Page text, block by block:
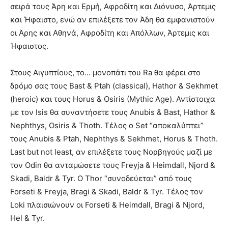
σειρά τους Άρη και Ερμή, Αφροδίτη και Διόνυσο, Άρτεμις
και Ήφαιστο, ενώ αν επιλέξετε τον Άδη θα εμφανιστούν
οι Άρης και Αθηνά, Αφροδίτη και Απόλλων, Άρτεμις και
Ήφαιστος.
Στους Αιγυπτίους, το… μονοπάτι του Ra θα φέρει στο
δρόμο σας τους Bast & Ptah (classical), Hathor & Sekhmet
(heroic) και τους Horus & Osiris (Mythic Age). Αντίστοιχα
με τον Isis θα συναντήσετε τους Anubis & Bast, Hathor &
Nephthys, Osiris & Thoth. Τέλος ο Set “αποκαλύπτει”
τους Anubis & Ptah, Nephthys & Sekhmet, Horus & Thoth.
Last but not least, αν επιλέξετε τους Νορβηγούς μαζί με
τον Odin θα ανταμώσετε τους Freyja & Heimdall, Njord &
Skadi, Baldr & Tyr. O Thor “συνοδεύεται” από τους
Forseti & Freyja, Bragi & Skadi, Baldr & Tyr. Τέλος τον
Loki πλαισιώνουν οι Forseti & Heimdall, Bragi & Njord,
Hel & Tyr.